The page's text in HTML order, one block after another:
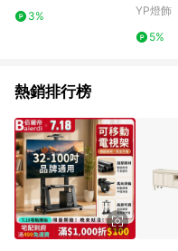
3%
YP燈飾
5%
熱銷排行榜